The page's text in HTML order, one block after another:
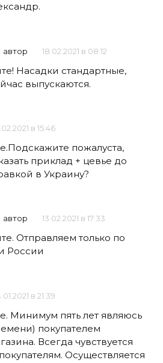
автор 18.02.2021 в 08:12
Насадки стандартные,
выпускаются.
в 15:46
пожалуста,
приклад + цевье до
в Украину?
автор 13.02.2021 в 17:33
Отправляем только по
России
в 21:39
Минимум пять лет являюсь
покупателем
Всегда чувствуется
Осуществляется